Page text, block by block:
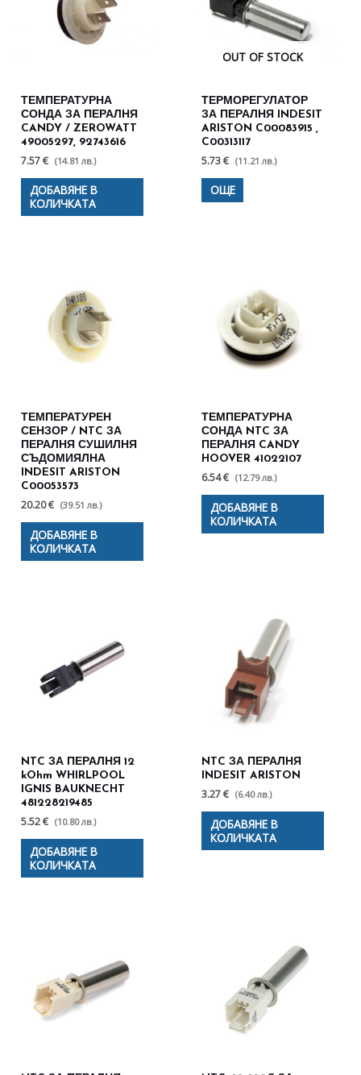
ТЕМПЕРАТУРНА
СОНДА ЗА ПЕРАЛНЯ
CANDY / ZEROWATT
49005297, 92743616
7.57 € (14.81 лв.)
ДОБАВЯНЕ В
КОЛИЧКАТА
OUT OF STOCK
ТЕРМОРЕГУЛАТОР
ЗА ПЕРАЛНЯ INDESIT
ARISTON C00083915 ,
C00313117
5.73 € (11.21 лв.)
ОЩЕ
ТЕМПЕРАТУРЕН
СЕНЗОР / NTC ЗА
ПЕРАЛНЯ СУШИЛНЯ
СЪДОМИЯЛНА
INDESIT ARISTON
C00053573
20.20 € (39.51 лв.)
ДОБАВЯНЕ В
КОЛИЧКАТА
ТЕМПЕРАТУРНА
СОНДА NTC ЗА
ПЕРАЛНЯ CANDY
HOOVER 41022107
6.54 € (12.79 лв.)
ДОБАВЯНЕ В
КОЛИЧКАТА
NTC ЗА ПЕРАЛНЯ 12
kOhm WHIRLPOOL
IGNIS BAUKNECHT
481228219485
5.52 € (10.80 лв.)
ДОБАВЯНЕ В
КОЛИЧКАТА
NTC ЗА ПЕРАЛНЯ
INDESIT ARISTON
3.27 € (6.40 лв.)
ДОБАВЯНЕ В
КОЛИЧКАТА